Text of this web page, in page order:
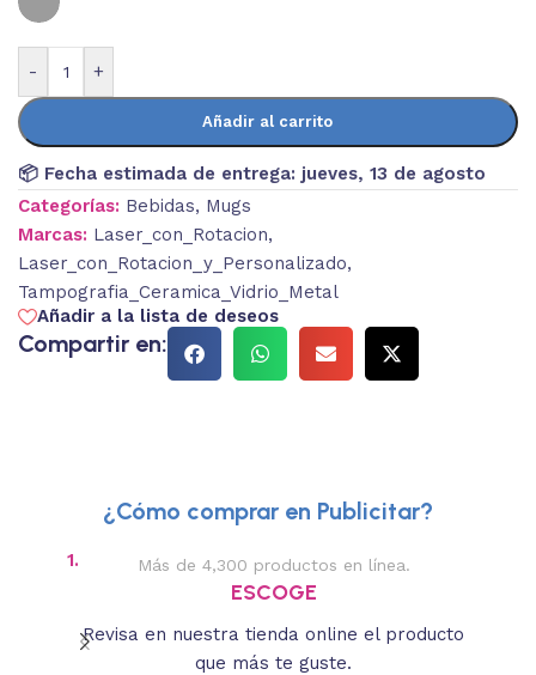
- +
Añadir al carrito
📦 Fecha estimada de entrega: jueves, 13 de agosto
Categorías: Bebidas, Mugs
Marcas: Laser_con_Rotacion,
Laser_con_Rotacion_y_Personalizado,
Tampografia_Ceramica_Vidrio_Metal
Añadir a la lista de deseos
Compartir en:
¿Cómo comprar en Publicitar?
1. Más de 4,300 productos en línea.
ESCOGE
Revisa en nuestra tienda online el producto
que más te guste.